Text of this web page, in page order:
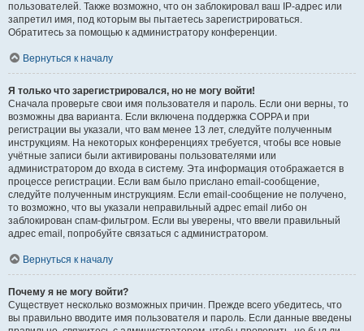
пользователей. Также возможно, что он заблокировал ваш IP-адрес или
запретил имя, под которым вы пытаетесь зарегистрироваться.
Обратитесь за помощью к администратору конференции.
Вернуться к началу
Я только что зарегистрировался, но не могу войти!
Сначала проверьте свои имя пользователя и пароль. Если они верны, то
возможны два варианта. Если включена поддержка COPPA и при
регистрации вы указали, что вам менее 13 лет, следуйте полученным
инструкциям. На некоторых конференциях требуется, чтобы все новые
учётные записи были активированы пользователями или
администратором до входа в систему. Эта информация отображается в
процессе регистрации. Если вам было прислано email-сообщение,
следуйте полученным инструкциям. Если email-сообщение не получено,
то возможно, что вы указали неправильный адрес email либо он
заблокирован спам-фильтром. Если вы уверены, что ввели правильный
адрес email, попробуйте связаться с администратором.
Вернуться к началу
Почему я не могу войти?
Существует несколько возможных причин. Прежде всего убедитесь, что
вы правильно вводите имя пользователя и пароль. Если данные введены